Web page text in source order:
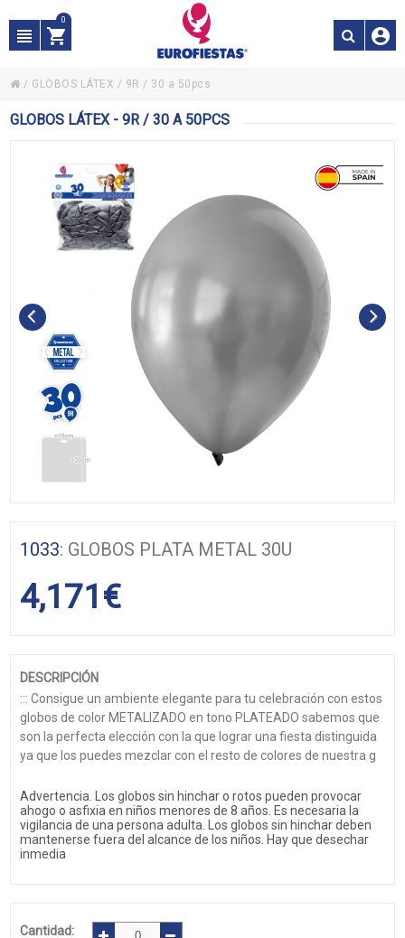
0
/ GLOBOS LÁTEX / 9R / 30 a 50pcs
GLOBOS LÁTEX - 9R / 30 A 50PCS
1033: GLOBOS PLATA METAL 30U
4,171€
DESCRIPCIÓN
::: Consigue un ambiente elegante para tu celebración con estos
globos de color METALIZADO en tono PLATEADO sabemos que
son la perfecta elección con la que lograr una fiesta distinguida
ya que los puedes mezclar con el resto de colores de nuestra g
Advertencia. Los globos sin hinchar o rotos pueden provocar
ahogo o asfixia en niños menores de 8 años. Es necesaria la
vigilancia de una persona adulta. Los globos sin hinchar deben
mantenerse fuera del alcance de los niños. Hay que desechar
inmedia
Cantidad: